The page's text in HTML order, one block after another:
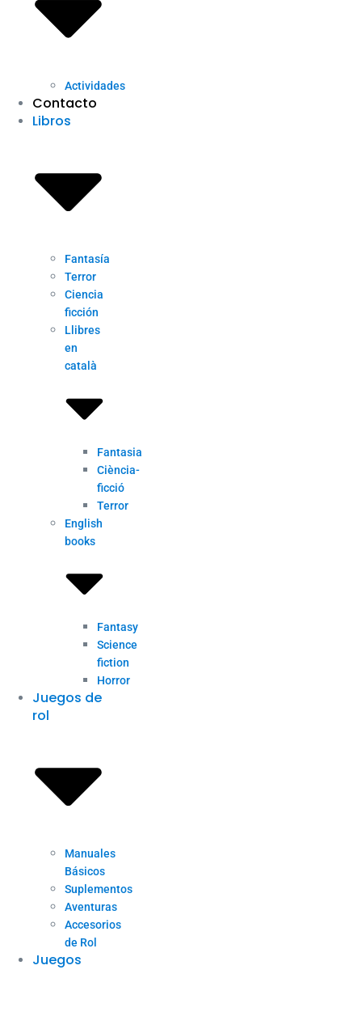
Actividades
Contacto
Libros
Fantasía
Terror
Ciencia
ficción
Llibres
en
català
Fantasia
Ciència-
ficció
Terror
English
books
Fantasy
Science
fiction
Horror
Juegos de
rol
Manuales
Básicos
Suplementos
Aventuras
Accesorios
de Rol
Juegos